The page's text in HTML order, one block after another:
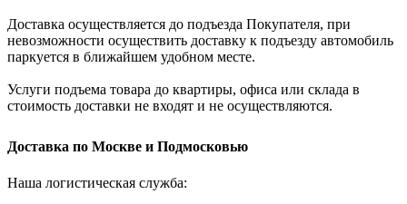
Доставка осуществляется до подъезда Покупателя, при
невозможности осуществить доставку к подъезду автомобиль
паркуется в ближайшем удобном месте.
Услуги подъема товара до квартиры, офиса или склада в
стоимость доставки не входят и не осуществляются.
Доставка по Москве и Подмосковью
Наша логистическая служба: